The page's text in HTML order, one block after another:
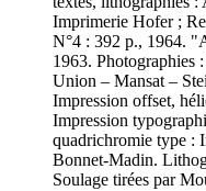
Imprimerie Hofer ;
N°4 : 392 p., 1964.
1963. Photographies
Union – Mansat –
Impression offset,
Impression
quadrichromie type :
Bonnet-Madin.
Soulage tirées par